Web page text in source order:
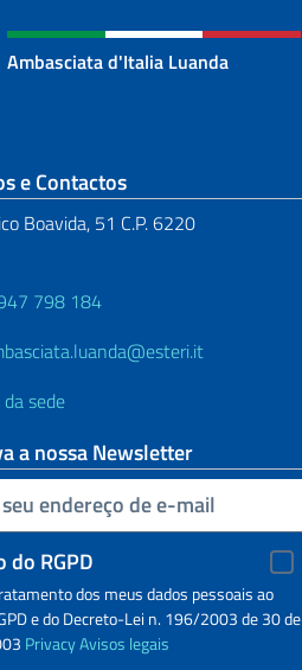
Ambasciata d'Italia Luanda
de rodapé
e Contactos
Boavida, 51 C.P. 6220
798 184
sede
a nossa Newsletter
do RGPD
dos meus dados pessoais ao
e do Decreto-Lei n. 196/2003 de 30 de
PrivacyAvisos legais